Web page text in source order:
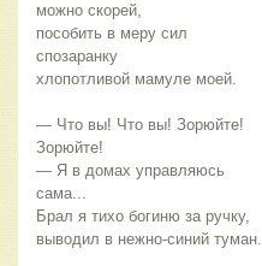
можно скорей,
пособить в меру сил
спозаранку
хлопотливой мамуле моей.
— Что вы! Что вы! Зорюйте!
Зорюйте!
— Я в домах управляюсь
сама...
Брал я тихо богиню за ручку,
выводил в нежно-синий туман.